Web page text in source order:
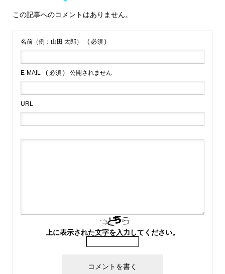
この記事へのコメントはありません。
名前（例：山田 太郎） ( 必須 )
E-MAIL ( 必須 ) - 公開されません -
URL
上に表示された文字を入力してください。